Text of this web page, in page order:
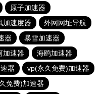
原子加速器
加速度器
外网网址导航
器
暴雪加速器
加速器
海鸥加速器
器
vp(永久免费)加速器
免费)加速器